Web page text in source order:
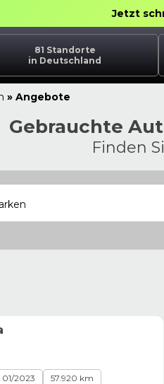
Jetzt
81 Standorte
in Deutschland
» Angebote
Gebrauchte
Finden
01/2023 57.920 km